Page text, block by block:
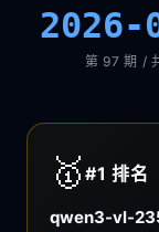
2026-
第 97 期 /
🥇 #1排名
qwen3-vl-